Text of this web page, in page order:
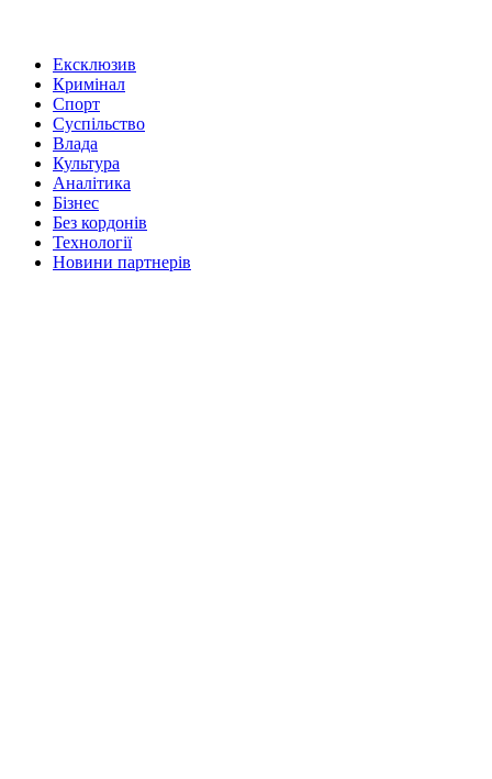
Ексклюзив
Кримінал
Спорт
Суспільство
Влада
Культура
Аналітика
Бізнес
Без кордонів
Технології
Новини партнерів